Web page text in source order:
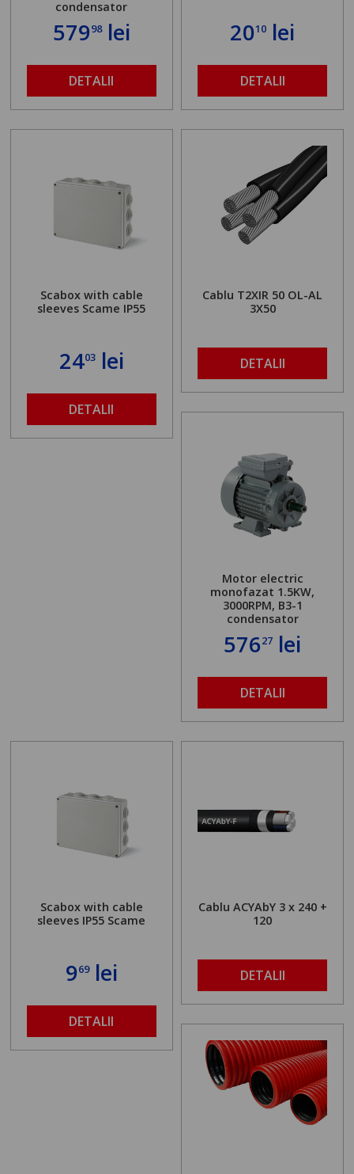
condensator
57998lei
DETALII
2010 lei
DETALII
Scabox with cable
sleeves Scame IP55
2403lei
DETALII
Cablu T2XIR 50 OL-AL
3X50
DETALII
Motor electric
monofazat 1.5KW,
3000RPM, B3-1
condensator
57627 lei
DETALII
Scabox with cable
sleeves IP55 Scame
969lei
DETALII
Cablu ACYAbY 3 x 240 +
120
DETALII